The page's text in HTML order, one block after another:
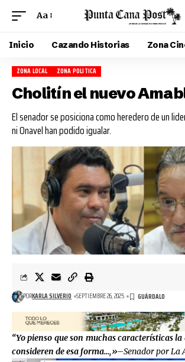
Aa
Inicio Cazando Historias Zona
ZONA LOCAL ZONA POLITICA
Cholitín el nuevo
El senador se posiciona como heredero de un
ni Onavel han podido igualar.
PORKARLA SILVERIO SEPTIEMBRE 26, 2025
“Yo pienso que son muchas características
consideren de esa forma…,»–Senador por La